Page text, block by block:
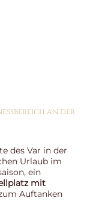
an der
des Var in der
Urlaub im
ein
mit
Auftanken